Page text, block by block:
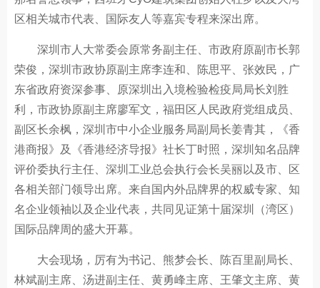
区相关城市代表、国际友人等嘉宾专程来深出席。
深圳市人大常委会原常务副主任、市政府原副市长郭
荣俊，深圳市政协原副主席李连和、陈思平、张效民，广
东省政府资深参事、原深圳出入境检验检疫局局长刘胜
利，市政协原副主席廖军文，福田区人民政府党组成员、
副区长余枫，深圳市中小企业服务局副局长姜青其，《香
港商报》及《香港经济导报》社长丁时照，深圳知名品牌
评价委执行主任、深圳工业总会执行会长吴丽以及市、区
各相关部门领导出席。来自国内外品牌界的权威专家、知
名企业领袖以及企业代表，共同见证第十届深圳（湾区）
国际品牌周的盛大开幕。
大会现场，厉有为书记、熊梦会长、陈百里副局长、
林斌副主席、汤进副主任、黄勇峰主席、王肇文主席、黄